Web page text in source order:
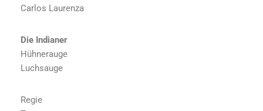
Carlos Laurenza
Die Indianer
Hühnerauge
Luchsauge
Regie